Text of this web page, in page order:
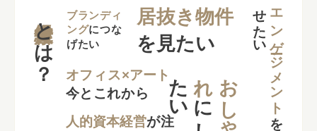
とは？
ブランディ
ングにつな
げたい
居抜き物件
を見たい
オフィス×アート
今とこれから
人的資本経営が注
お
し
ゃ
れ
に
し
た
い エンゲージメント
を
向上さ
せ
た
い